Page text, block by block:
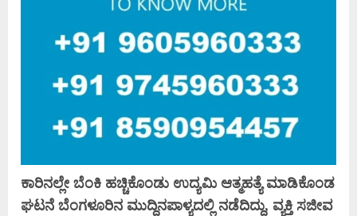
ಕಾರಿನಲ್ಲೇ ಬೆಂಕಿ ಹಚ್ಚಿಕೊಂಡು ಉದ್ಯಮಿ ಆತ್ಮಹತ್ಯೆ ಮಾಡಿಕೊಂಡ
ಘಟನೆ ಬೆಂಗಳೂರಿನ ಮುದ್ದಿನಪಾಳ್ಯದಲ್ಲಿ ನಡೆದಿದ್ದು, ವ್ಯಕ್ತಿ ಸಜೀವ